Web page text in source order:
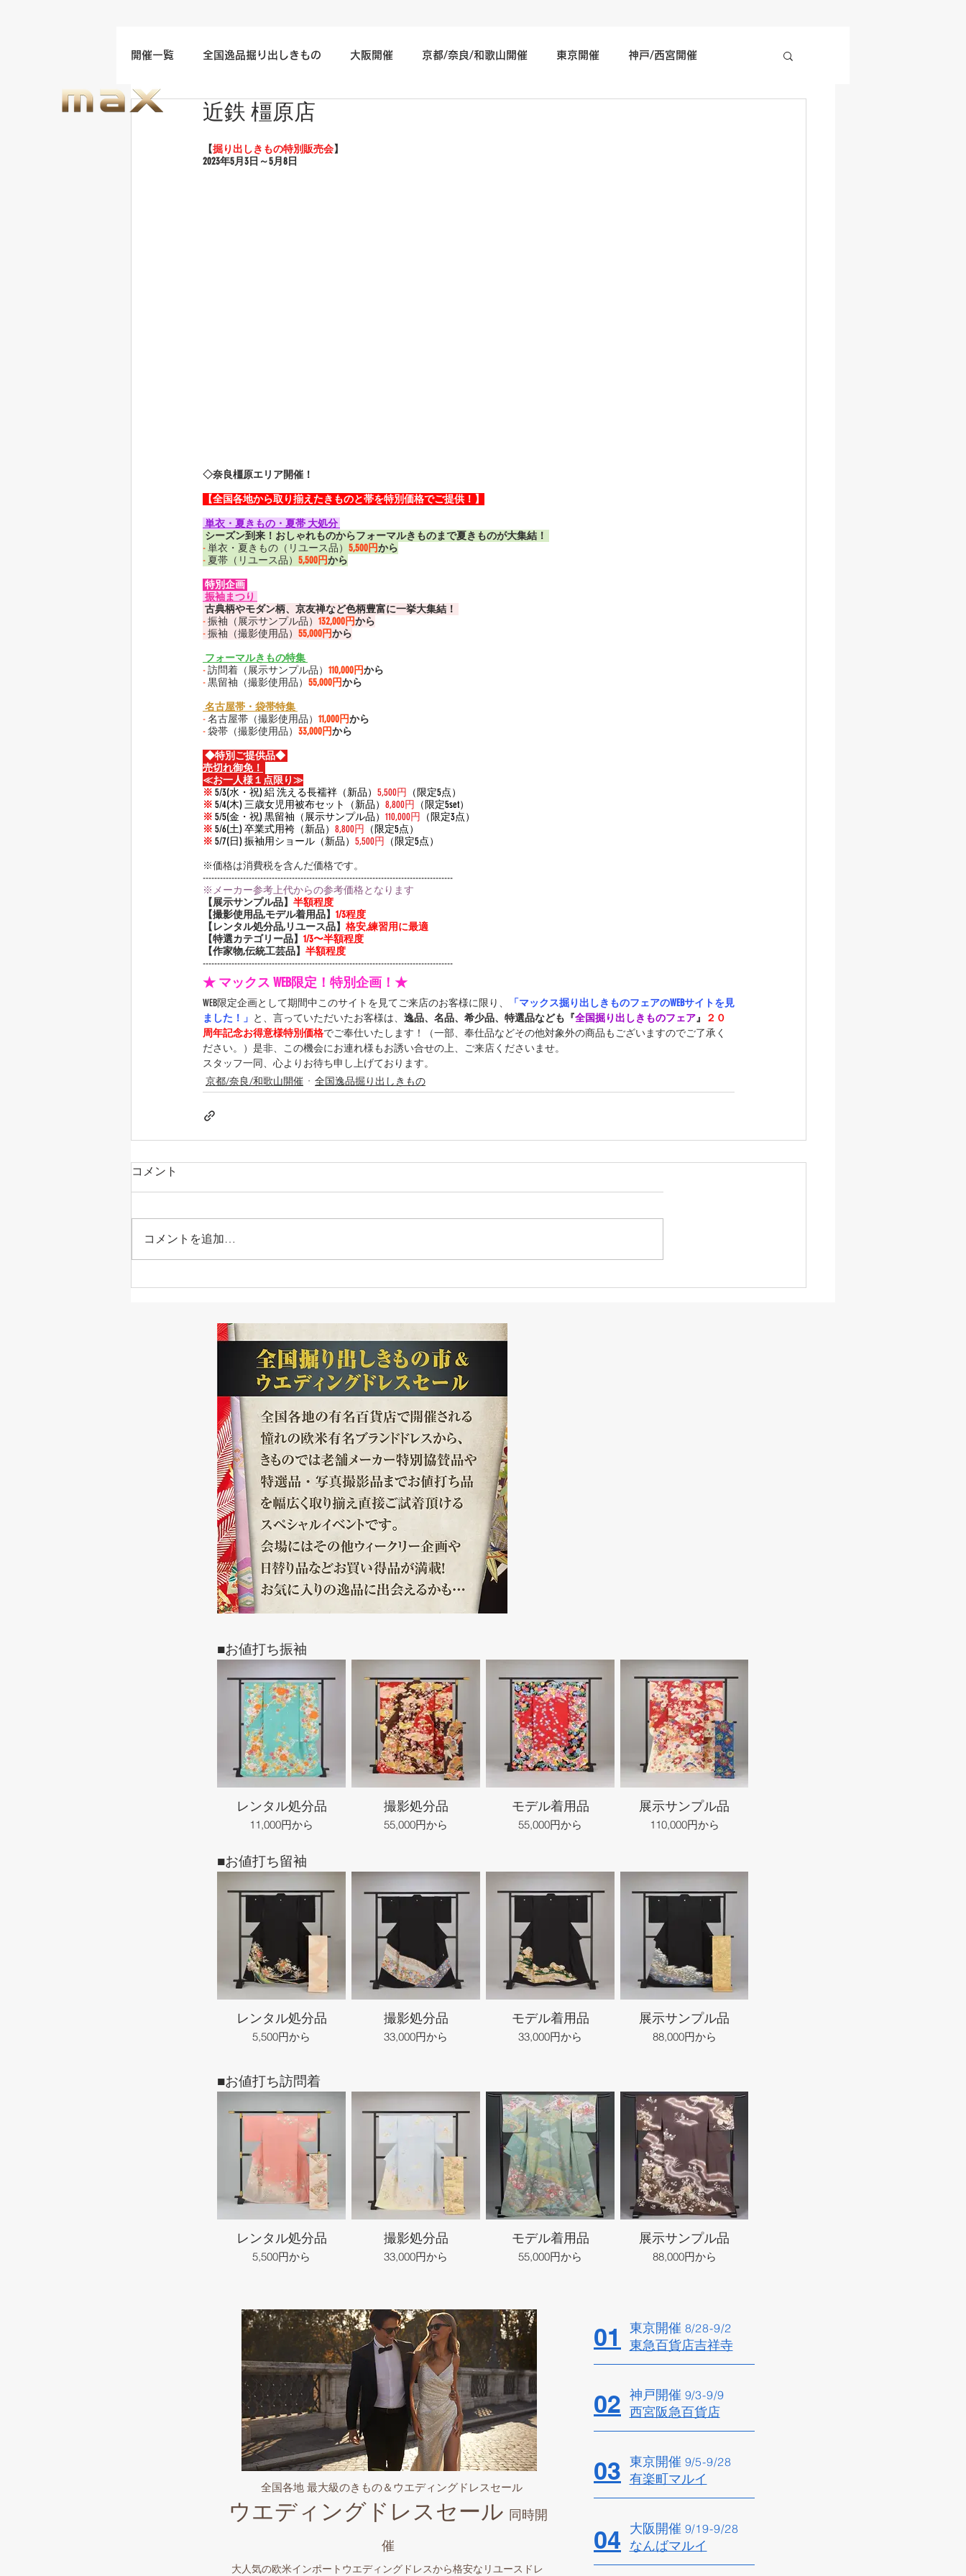
開催一覧 全国逸品掘り出しきもの 大阪開催 京都/奈良/和歌山開催 東京開催 神戸/西宮開催
名古屋/四日市/中部地方開催
近鉄 橿原店
【掘り出しきもの特別販売会】
2023年5月3日～5月8日
◇奈良橿原エリア開催！
【全国各地から取り揃えたきものと帯を特別価格でご提供！】
単衣・夏きもの・夏帯 大処分
シーズン到来！おしゃれものからフォーマルきものまで夏きものが大集結！
- 単衣・夏きもの（リユース品） 5,500円から
- 夏帯（リユース品） 5,500円から
特別企画
振袖まつり
古典柄やモダン柄、京友禅など色柄豊富に一挙大集結！
- 振袖（展示サンプル品） 132,000円から
- 振袖（撮影使用品） 55,000円から
フォーマルきもの特集
- 訪問着（展示サンプル品） 110,000円から
- 黒留袖（撮影使用品） 55,000円から
名古屋帯・袋帯特集
- 名古屋帯（撮影使用品） 11,000円から
- 袋帯（撮影使用品） 33,000円から
◆特別ご提供品◆
売切れ御免！
≪お一人様１点限り≫
※ 5/3(水・祝) 絽 洗える長襦袢（新品） 5,500円
（限定5点）
※ 5/4(木) 三歳女児用被布セット（新品） 8,800円
（限定5set）
※ 5/5(金・祝) 黒留袖（展示サンプル品） 110,000円
（限定3点）
※ 5/6(土) 卒業式用袴（新品） 8,800円
（限定5点）
※ 5/7(日) 振袖用ショール（新品） 5,500円
（限定5点）
※価格は消費税を含んだ価格です。
---------------------------------------------------------------------------------------
※メーカー参考上代からの参考価格となります
【展示サンプル品】 半額程度
【撮影使用品,モデル着用品】 1/3程度
【レンタル処分品,リユース品】 格安,練習用に最適
【特選カテゴリー品】 1/3〜半額程度
【作家物,伝統工芸品】 半額程度
---------------------------------------------------------------------------------------
★ マックス WEB限定！特別企画！★
WEB限定企画として期間中このサイトを見てご来店のお客様に限り、
「マックス掘り出しきものフェアのWEBサイトを見
ました！」 と、言っていただいたお客様は、 逸品、名品、希少品、特選品なども『全国掘り出しきものフェア』
２０
周年記念お得意様特別価格でご奉仕いたします！（一部、奉仕品などその他対象外の商品もございますのでご了承く
ださい。）是非、この機会にお連れ様もお誘い合せの上、ご来店くださいませ。
スタッフ一同、心よりお待ち申し上げております。
京都/奈良/和歌山開催 全国逸品掘り出しきもの
コメント
コメントを追加…
■お値打ち振袖
レンタル処分品
11,000円から
撮影処分品
55,000円から
モデル着用品
55,000円から
展示サンプル品
110,000円から
■お値打ち留袖
レンタル処分品
5,500円から
撮影処分品
33,000円から
モデル着用品
33,000円から
展示サンプル品
88,000円から
■お値打ち訪問着
レンタル処分品
5,500円から
撮影処分品
33,000円から
モデル着用品
55,000円から
展示サンプル品
88,000円から
全国各地 最大級のきもの＆ウエディングドレスセール
ウエディングドレスセール 同時開
催
大人気の欧米インポートウエディングドレスから格安なリユースドレ
01 東京開催​ 8/28-9/2
東急百貨店吉祥寺​
02 神戸開催​ 9/3-9/9
西宮阪急百貨店
03 東京開催 9/5-9/28
有楽町マルイ​
04 大阪開催​ 9/19-9/28
​なんばマルイ